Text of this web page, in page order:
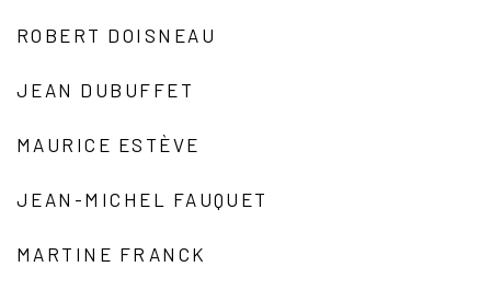
ROBERT DOISNEAU
JEAN DUBUFFET
MAURICE ESTÈVE
JEAN-MICHEL FAUQUET
MARTINE FRANCK